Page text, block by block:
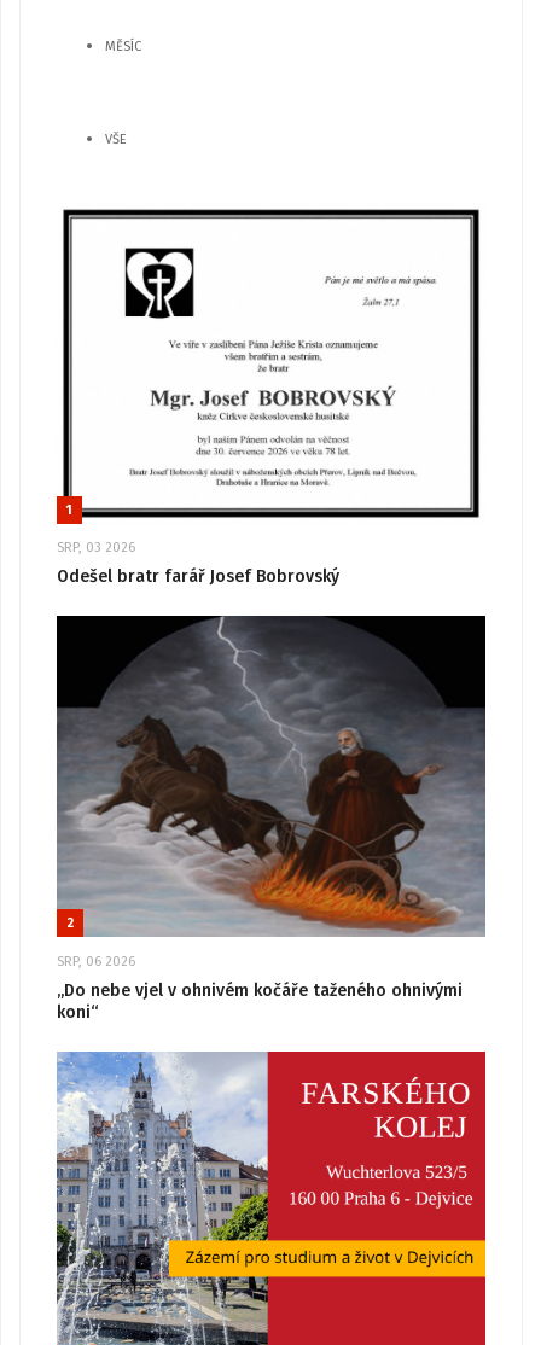
MĚSÍC
VŠE
1
SRP, 03 2026
Odešel bratr farář Josef Bobrovský
2
SRP, 06 2026
„Do nebe vjel v ohnivém kočáře taženého ohnivými
koni“